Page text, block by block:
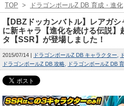
TOP > ドラゴンボールZ DB 育成・進化
【DBZドッカンバトル】レアガシ
に新キャラ【進化を続ける伝説
タ【SSR】が登場しました！
2015/07/14 ドラゴンボールZ DB キャラクター
ドラゴンボールZ DB 攻略
ドラゴンボールZ DB